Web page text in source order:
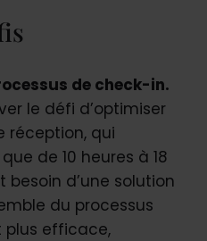
de check-in.
le défi d’optimiser
réception, qui
de 10 heures à 18
besoin d’une solution
du processus
plus efficace,